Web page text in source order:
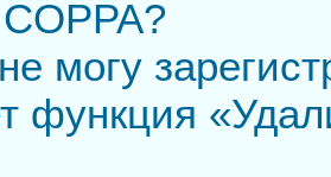
могу
функция